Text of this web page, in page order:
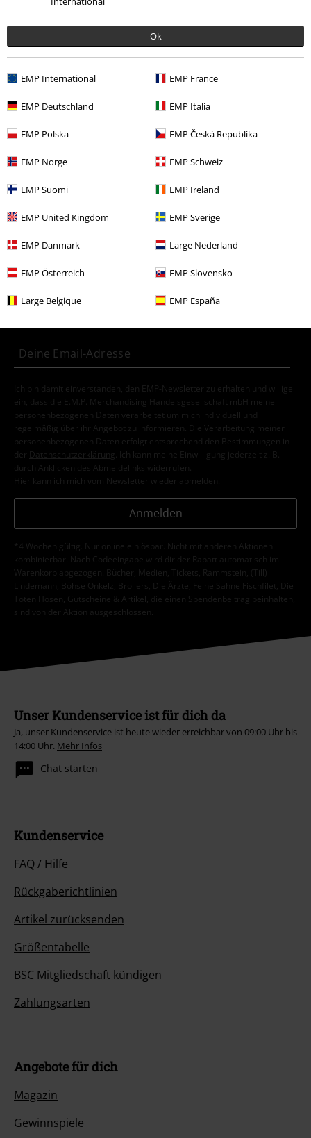
Ok
EMP International EMP France
EMP Deutschland EMP Italia
EMP Polska EMP Česká Republika
EMP Norge EMP Schweiz
EMP Suomi EMP Ireland
EMP United Kingdom EMP Sverige
EMP Danmark Large Nederland
EMP Österreich EMP Slovensko
Large Belgique EMP España
Mehr Kategorien. Mehr Möglichkeiten.
Themen Schwarze T-Shirts
Bekleidung & Accessoires Oberteile
Markenkleidung
Markenkleidung T-Shirts & Tops
Themen T-Shirts
E-Mail Newsletter
Greif einen 15%* Gutschein ab, wenn du dich
Ich bin damit einverstanden, den EMP-Newsletter zu erhalten und willige
ein, dass die E.M.P. Merchandising Handelsgesellschaft mbH meine
personenbezogenen Daten verarbeitet um mich individuell und
regelmäßig über ihr Angebot zu informieren. Die Verarbeitung meiner
personenbezogenen Daten erfolgt entsprechend den Bestimmungen in
der
Datenschutzerklärung
. Ich kann meine Einwilligung jederzeit z. B.
durch Anklicken des Abmeldelinks widerrufen.
Hier kann ich mich vom Newsletter wieder abmelden.
Anmelden
*4 Wochen gültig. Nur online einlösbar. Nicht mit anderen Aktionen
kombinierbar. Nach Codeeingabe wird dir der Rabatt automatisch im
Warenkorb abgezogen. Bücher, Medien, Tickets, Rammstein, (Till)
Lindemann, Böhse Onkelz, Broilers, Die Ärzte, Feine Sahne Fischfilet, Die
Toten Hosen, Gutscheine & Artikel, die einen Spendenbeitrag beinhalten,
sind von der Aktion ausgeschlossen.
Unser Kundenservice ist für dich da
Ja, unser Kundenservice ist heute wieder erreichbar von 09:00 Uhr bis
14:00 Uhr. Mehr Infos
Chat starten
Kundenservice
FAQ / Hilfe
Rückgaberichtlinien
Artikel zurücksenden
Größentabelle
BSC Mitgliedschaft kündigen
Zahlungsarten
Angebote für dich
Magazin
Gewinnspiele